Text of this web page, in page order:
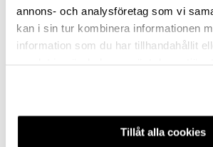
annons- och analysföretag som vi
kan i sin tur kombinera informationen
information som du har tillhandahållit
Tillåt alla cookies
Snabba leveranser
Hämta i butik
Ledande leverantör i Sverige
FRÅGA OM PRODUKT